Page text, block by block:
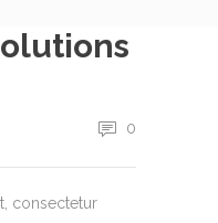
0
consectetur